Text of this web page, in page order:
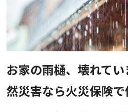
お家の雨樋、壊れて
然災害なら火災保険で